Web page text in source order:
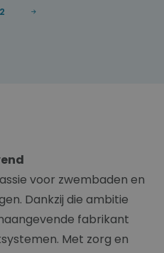
2
voor zwembaden en
Dankzij die ambitie
fabrikant
Met zorg en